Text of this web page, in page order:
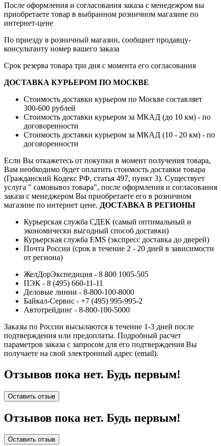
После оформления и согласования заказа с менедежром вы
приобретаете товар в выбранном розничном магазине по
интернет-цене
По приезду в розничный магазин, сообщиет продавцу-
консультанту номер вашего заказа
Срок резерва товара три дня с момента его согласования
ДОСТАВКА КУРЬЕРОМ ПО МОСКВЕ
Стоимость доставки курьером по Москве составляет
300-600 рублей
Стоимость доставки курьером за МКАД (до 10 км) - по
договоренности
Стоимость доставки курьером за МКАД (10 - 20 км) - по
договоренности
Если Вы откажетесь от покупки в момент получения товара,
Вам необходимо будет оплатить стоимость доставки товара
(Гражданский Кодекс РФ, статья 497, пункт 3). Существует
услуга " самовывоз товара", после оформления и согласования
заказа с менеджером Вы приобретаете его в розничном
магазине по интернет цене. ДОСТАВКА В РЕГИОНЫ
Курьерская служба СДЕК (самый оптимальный и
экономически выгодный способ доставки)
Курьерская служба EMS (экспресс доставка до дверей)
Почта России (срок в течение 2 - 20 дней в зависимости
от региона)
ЖелДорЭкспедиция - 8 800 1005-505
ПЭК - 8 (495) 660-11-11
Деловые линии - 8-800-100-8000
Байкал-Сервис - +7 (495) 995-995-2
Автотрейдинг - 8-800-100-5000
Заказы по России высылаются в течение 1-3 дней после
подтверждения или предоплаты. Подробный расчет
параметров заказа с запросом для его подтверждения Вы
получаете на свой электронный адрес (email).
Отзывов пока нет. Будь первым!
Оставить отзыв
Отзывов пока нет. Будь первым!
Оставить отзыв